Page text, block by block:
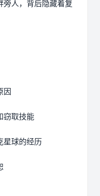
旁人，背后隐藏着复
因
窃取技能
星球的经历